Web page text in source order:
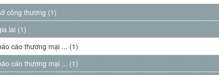
công thương (1)
lai (1)
cáo thương mại ... (1)
cáo thương mại ... (1)